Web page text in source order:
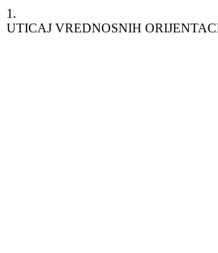
1.
UTICAJ VREDNOSNIH